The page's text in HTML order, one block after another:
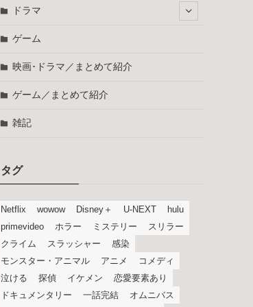
ドラマ
ゲーム
映画･ドラマ／まとめて紹介
ゲーム／まとめて紹介
雑記
タグ
Netflix wowow Disney＋ U-NEXT
hulu
primevideo
ホラー ミステリー
スリラー
クライム
スラッシャー
感染
モンスター・アニマル
アニメ
コメディ
泣ける
探偵 イケメン
恋愛要素あり
ドキュメンタリー
一話完結
オムニバス